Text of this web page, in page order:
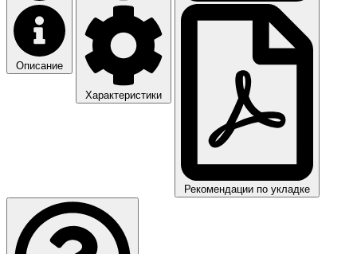
Описание
Характеристики
Рекомендации по укладке